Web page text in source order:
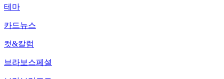
테마
카드뉴스
컷&칼럼
브라보스페셜